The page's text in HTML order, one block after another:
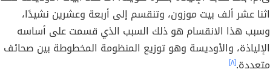
اثنا عشر ألف بيت موزون، وتنقسم إلى أربعة وعشرين نشيدًا،
وسبب هذا الانقسام هو ذلك السبب الذي قسمت على أساسه
الإلياذة، والأوديسة وهو توزيع المنظومة المخطوطة بين صحائف
متعددة.[٨]